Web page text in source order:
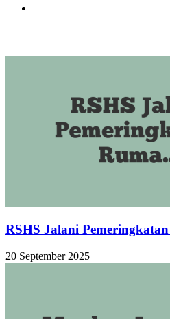
RSHS Jalani
20 September 2025